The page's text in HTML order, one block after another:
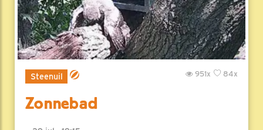
Steenuil 84x
951x
Zonnebad